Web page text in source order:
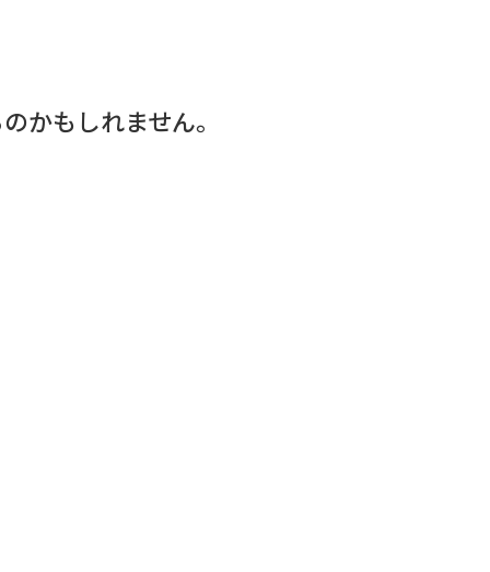
かもしれません。